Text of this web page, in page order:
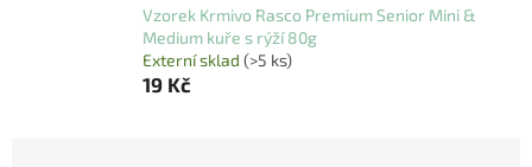
Vzorek Krmivo Rasco Premium Senior Mini &
Medium kuře s rýží 80g
Externí sklad (>5 ks)
19 Kč